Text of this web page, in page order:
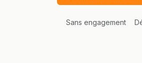
Sans engagement